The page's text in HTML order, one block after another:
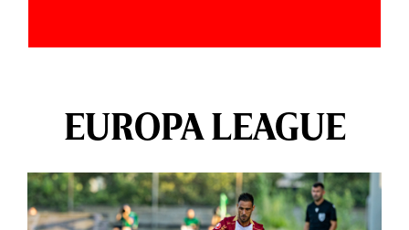
EUROPA LEAGUE